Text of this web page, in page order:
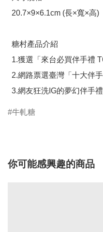
  3.網友狂洗IG的夢幻伴手禮
牛軋糖
你可能感興趣的商品